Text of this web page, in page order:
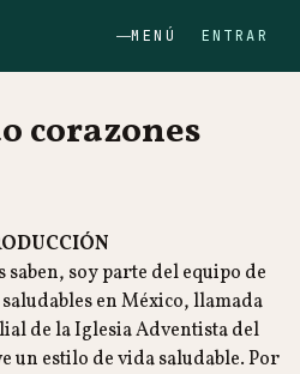
MENÚ ENTRAR
corazones
saben, soy parte del equipo de
en México, llamada
de la Iglesia Adventista del
un estilo de vida saludable. Por